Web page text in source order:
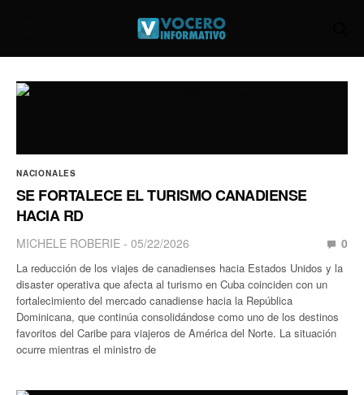
NACIONALES
SE FORTALECE EL TURISMO CANADIENSE
HACIA RD
MICHELE ROBERIE 05/22/2026 0
La reducción de los viajes de canadienses hacia Estados Unidos y la
disaster operativa que afecta al turismo en Cuba coinciden con un
fortalecimiento del mercado canadiense hacia la República
Dominicana, que continúa consolidándose como uno de los destinos
favoritos del Caribe para viajeros de América del Norte. La situación
ocurre mientras el ministro de